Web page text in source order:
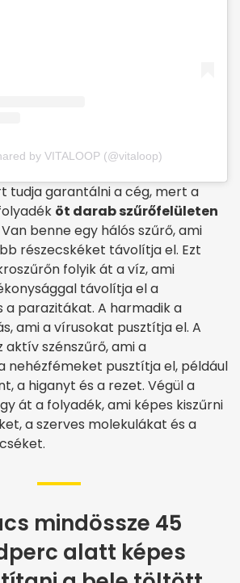
by VITALOOP (@vitaloop)
tudja garantálni a cég, mert a
öt darab szűrőfelületen
Van benne egy hálós szűrő, ami
részecskéket távolítja el. Ezt
folyik át a víz, ami
távolítja el a
parazitákat. A harmadik a
ami a vírusokat pusztítja el. A
aktív szénszűrő, ami a
nehézfémeket pusztítja el, például
a higanyt és a rezet. Végül a
át a folyadék, ami képes kiszűrni
a szerves molekulákat és a
mindössze 45
alatt képes